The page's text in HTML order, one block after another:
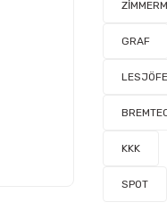
GRAF
KKK
SPOT